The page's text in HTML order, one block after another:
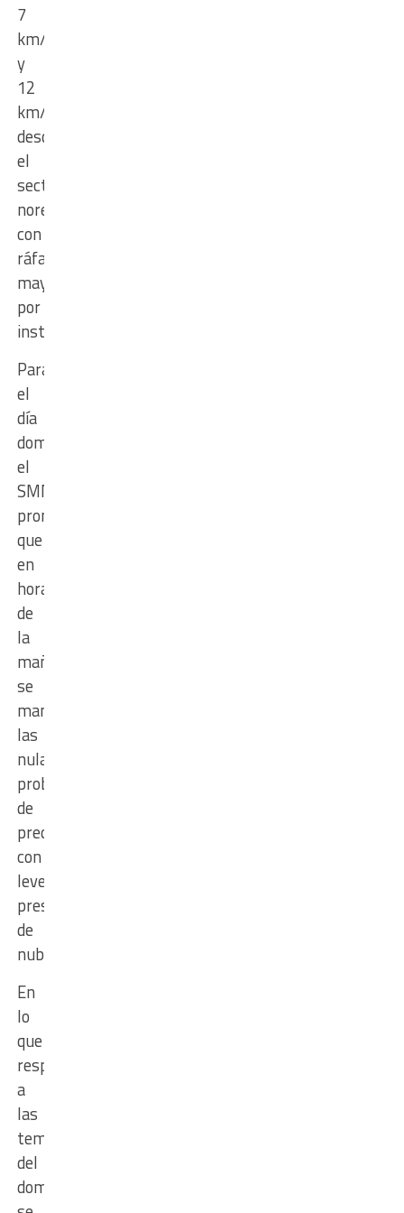
7
km/h
y
12
km/h
desde
el
sector
noreste,
con
ráfagas
mayores
por
instantes.
Para
el
día
domingo,
el
SMN
pronostica
que
en
horas
de
la
mañana
se
mantendrán
las
nulas
probabilidades
de
precipitaciones,
con
leve
presencia
de
nubosidad.
En
lo
que
respecta
a
las
temperaturas
del
domingo,